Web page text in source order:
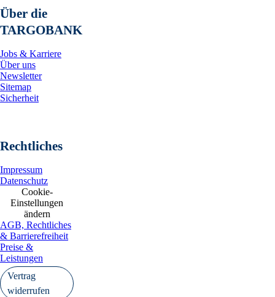
Über die
TARGOBANK
Jobs & Karriere
Über uns
Newsletter
Sitemap
Sicherheit
Rechtliches
Impressum
Datenschutz
Cookie-
Einstellungen
ändern
AGB, Rechtliches
& Barrierefreiheit
Preise &
Leistungen
Vertrag
widerrufen